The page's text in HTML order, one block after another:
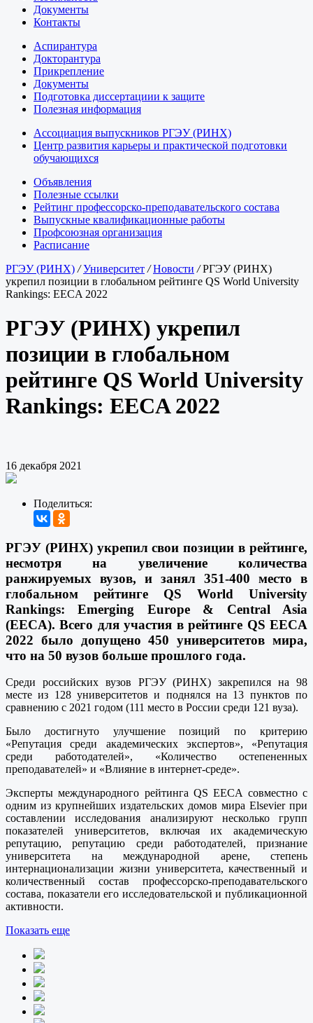
Документы
Контакты
Аспирантура
Докторантура
Прикрепление
Документы
Подготовка диссертациии к защите
Полезная информация
Ассоциация выпускников РГЭУ (РИНХ)
Центр развития карьеры и практической подготовки
обучающихся
Объявления
Полезные ссылки
Рейтинг профессорско-преподавательского состава
Выпускные квалификационные работы
Профсоюзная организация
Расписание
РГЭУ (РИНХ) /Университет /Новости /РГЭУ (РИНХ)
укрепил позиции в глобальном рейтинге QS World University
Rankings: EECA 2022
РГЭУ (РИНХ) укрепил
позиции в глобальном
рейтинге QS World University
Rankings: EECA 2022
16 декабря 2021
Поделиться:
РГЭУ (РИНХ) укрепил свои позиции в рейтинге,
несмотря на увеличение количества
ранжируемых вузов, и занял 351-400 место в
глобальном рейтинге QS World University
Rankings: Emerging Europe & Central Asia
(EECA). Всего для участия в рейтинге QS EECA
2022 было допущено 450 университетов мира,
что на 50 вузов больше прошлого года.
Среди российских вузов РГЭУ (РИНХ) закрепился на 98
месте из 128 университетов и поднялся на 13 пунктов по
сравнению с 2021 годом (111 место в России среди 121 вуза).
Было достигнуто улучшение позиций по критерию
«Репутация среди академических экспертов», «Репутация
среди работодателей», «Количество остепененных
преподавателей» и «Влияние в интернет-среде».
Эксперты международного рейтинга QS EECA совместно с
одним из крупнейших издательских домов мира Elsevier при
составлении исследования анализируют несколько групп
показателей университетов, включая их академическую
репутацию, репутацию среди работодателей, признание
университета на международной арене, степень
интернационализации жизни университета, качественный и
количественный состав профессорско-преподавательского
состава, показатели его исследовательской и публикационной
активности.
Показать еще